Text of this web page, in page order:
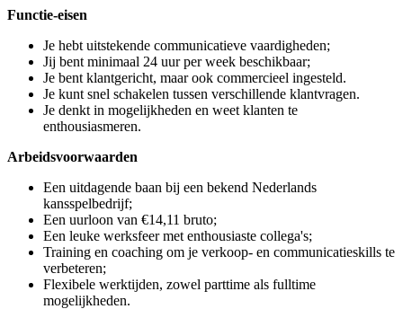
Functie-eisen
Je hebt uitstekende communicatieve vaardigheden;
Jij bent minimaal 24 uur per week beschikbaar;
Je bent klantgericht, maar ook commercieel ingesteld.
Je kunt snel schakelen tussen verschillende klantvragen.
Je denkt in mogelijkheden en weet klanten te
enthousiasmeren.
Arbeidsvoorwaarden
Een uitdagende baan bij een bekend Nederlands
kansspelbedrijf;
Een uurloon van €14,11 bruto;
Een leuke werksfeer met enthousiaste collega's;
Training en coaching om je verkoop- en communicatieskills te
verbeteren;
Flexibele werktijden, zowel parttime als fulltime
mogelijkheden.